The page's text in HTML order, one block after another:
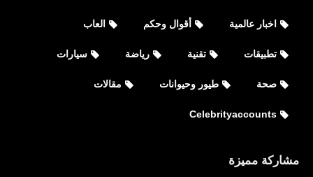
Celebrityaccounts
اخبار عالمية أقوال وحكم العاب
تطبيقات تقنية رياضة سيارات
صحة طيور وحيوانات مقالات
Celebrityaccounts
مشاركة مميزة